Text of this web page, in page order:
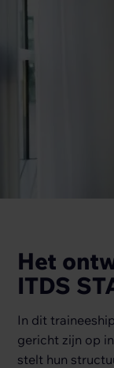
Het
ITDS
In dit
gericht zijn op
stelt hun